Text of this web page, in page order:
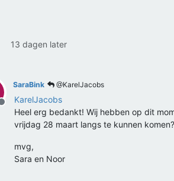
13 dagen later
Offline
SaraBink @KarelJacobs
KarelJacobs
Heel erg bedankt! Wij hebben op dit
vrijdag 28 maart langs te kunnen komen?
mvg,
Sara en Noor